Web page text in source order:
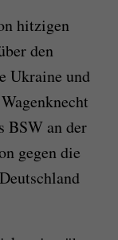
hitzigen
den
Ukraine und
BSW an der
gegen die